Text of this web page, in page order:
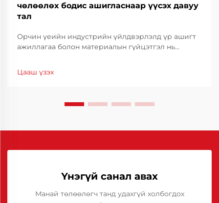
чөлөөлөх бодис ашигласнаар үүсэх давуу
тал
Орчин үеийн индустрийн үйлдвэрлэлд үр ашигт
ажиллагаа болон материалын гүйцэтгэл нь
бэхжүүлэхэд туслах гол хэрэгсэл нь тусгай
Цааш үзэх
Үнэгүй санал авах
Манай төлөөлөгч танд удахгүй холбогдох